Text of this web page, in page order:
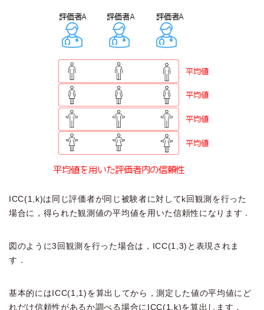
ICC(1,k)は同じ評価者が同じ被験者に対してk回観測を行った
場合に，得られた観測値の平均値を用いた信頼性になります．
図のように3回観測を行った場合は，ICC(1,3)と表現されま
す．
基本的にはICC(1,1)を算出してから，測定した値の平均値にど
れだけ信頼性があるか調べる場合にICC(1,k)を算出します．